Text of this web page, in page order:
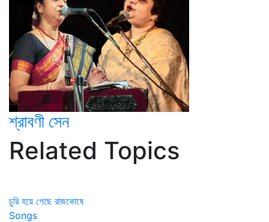
শ্রাবণী সেন
Related Topics
চুরি হয়ে গেছে রাজকোষে
Songs